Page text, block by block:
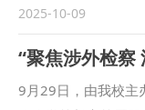
——深入学习习近平
学习会议上的讲话
授主持会议，校党
副主任张军政出席
2025-10-09
9月29日，由我校主